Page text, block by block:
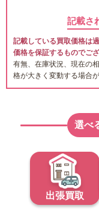
記載さ
記載している買取価格は
価格を保証するものでござ
有無、在庫状況、現在の
格が大きく変動する場合
選べ
出張買取